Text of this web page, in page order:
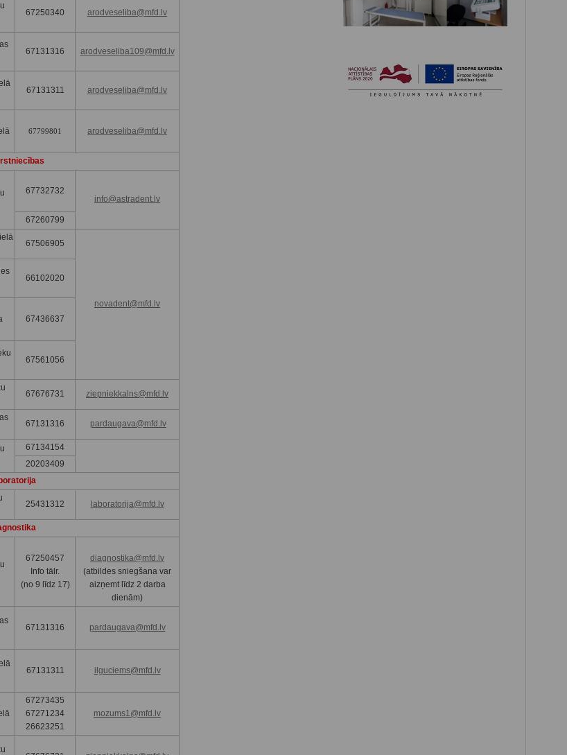
67250340 arodveseliba@mfd.lv
67131316 arodveseliba109@mfd.lv
67131311 arodveseliba@mfd.lv
67799801 arodveseliba@mfd.lv
67732732
info@astradent.lv
67260799
67506905
novadent@mfd.lv
66102020
67436637
67561056
67676731 ziepniekkalns@mfd.lv
67131316 pardaugava@mfd.lv
67134154
20203409
25431312 laboratorija@mfd.lv
67250457
Info tālr.
(no 9 līdz 17)
diagnostika@mfd.lv
(atbildes sniegšana var
aizņemt līdz 2 darba
dienām)
67131316 pardaugava@mfd.lv
67131311 ilguciems@mfd.lv
67273435
67271234
26623251
mozums1@mfd.lv